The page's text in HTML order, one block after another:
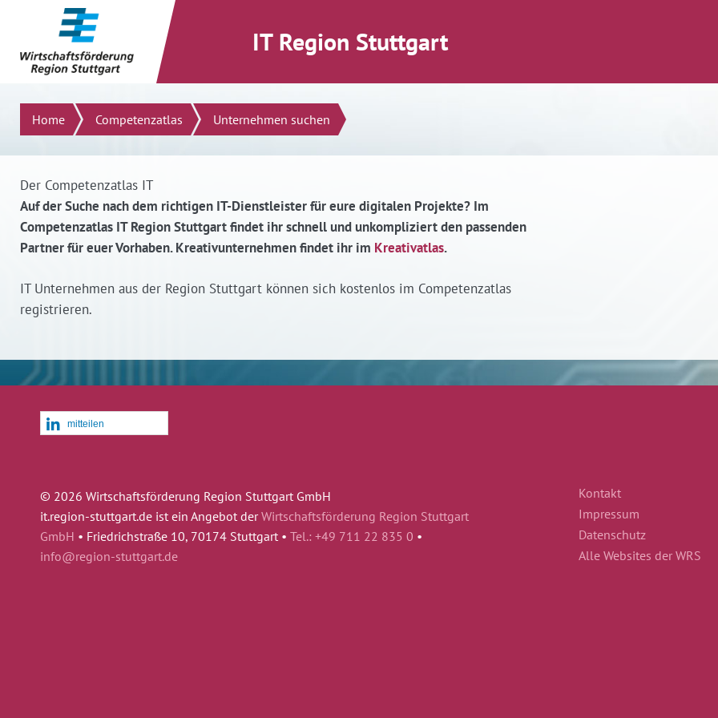
direkt zum Inhalt dieser Seite
direkt zum Menü springen
IT Region Stuttgart
Suchen
Home Competenzatlas Unternehmen suchen
Der Competenzatlas IT
Auf der Suche nach dem richtigen IT-Dienstleister für eure digitalen Projekte? Im
Competenzatlas IT Region Stuttgart findet ihr schnell und unkompliziert den passenden
Partner für euer Vorhaben. Kreativunternehmen findet ihr im Kreativatlas.
IT Unternehmen aus der Region Stuttgart können sich kostenlos im Competenzatlas
registrieren.
mitteilen
© 2026 Wirtschaftsförderung Region Stuttgart GmbH
it.region-stuttgart.de ist ein Angebot derWirtschaftsförderung Region Stuttgart
GmbH • Friedrichstraße 10, 70174 Stuttgart • Tel.: +49 711 22 835 0 •
info@region-stuttgart.de
Kontakt
Impressum
Datenschutz
Alle Websites der WRS